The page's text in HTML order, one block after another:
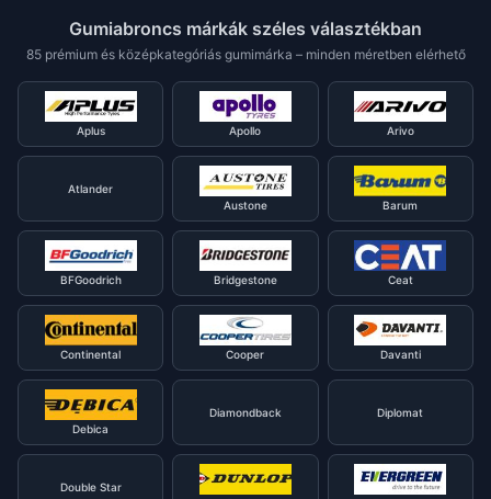
Gumiabroncs márkák széles választékban
85 prémium és középkategóriás gumimárka – minden méretben elérhető
Aplus Apollo Arivo
Atlander
Austone
Barum
BFGoodrich Bridgestone Ceat
Continental Cooper Davanti
Debica
Diamondback Diplomat
Double Star